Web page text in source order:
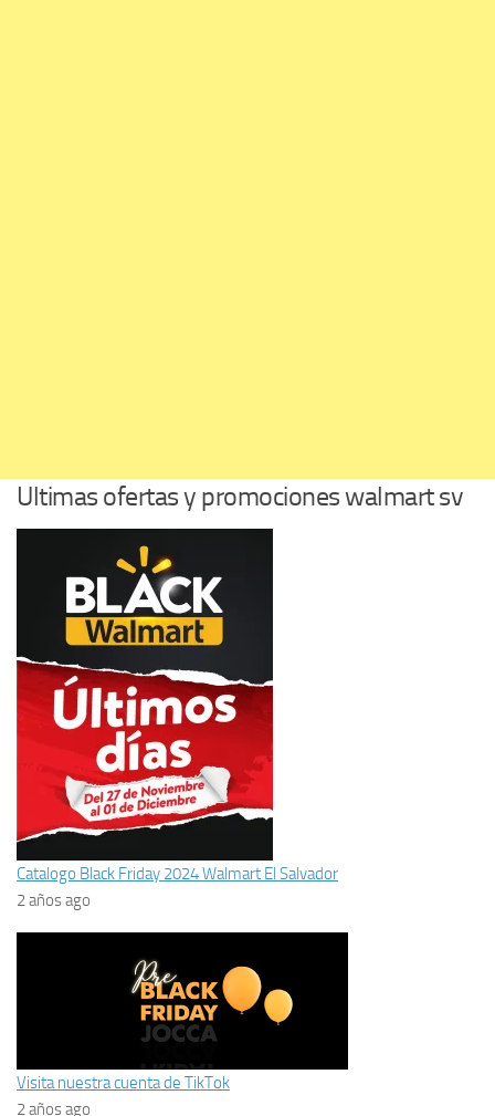
Ultimas ofertas y promociones walmart sv
Catalogo Black Friday 2024 Walmart El Salvador
2 años ago
Visita nuestra cuenta de TikTok
2 años ago